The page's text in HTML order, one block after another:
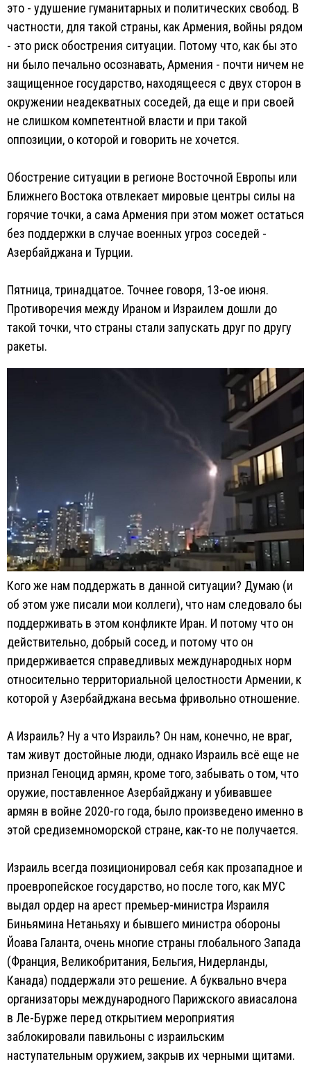
это - удушение гуманитарных и политических свобод. В
частности, для такой страны, как Армения, войны рядом
- это риск обострения ситуации. Потому что, как бы это
ни было печально осознавать, Армения - почти ничем не
защищенное государство, находящееся с двух сторон в
окружении неадекватных соседей, да еще и при своей
не слишком компетентной власти и при такой
оппозиции, о которой и говорить не хочется.
Обострение ситуации в регионе Восточной Европы или
Ближнего Востока отвлекает мировые центры силы на
горячие точки, а сама Армения при этом может остаться
без поддержки в случае военных угроз соседей -
Азербайджана и Турции.
Пятница, тринадцатое. Точнее говоря, 13-ое июня.
Противоречия между Ираном и Израилем дошли до
такой точки, что страны стали запускать друг по другу
ракеты.
Кого же нам поддержать в данной ситуации? Думаю (и
об этом уже писали мои коллеги), что нам следовало бы
поддерживать в этом конфликте Иран. И потому что он
действительно, добрый сосед, и потому что он
придерживается справедливых международных норм
относительно территориальной целостности Армении, к
которой у Азербайджана весьма фривольно отношение.
А Израиль? Ну а что Израиль? Он нам, конечно, не враг,
там живут достойные люди, однако Израиль всё еще не
признал Геноцид армян, кроме того, забывать о том, что
оружие, поставленное Азербайджану и убивавшее
армян в войне 2020-го года, было произведено именно в
этой средиземноморской стране, как-то не получается.
Израиль всегда позиционировал себя как прозападное и
проевропейское государство, но после того, как МУС
выдал ордер на арест премьер-министра Израиля
Биньямина Нетаньяху и бывшего министра обороны
Йоава Галанта, очень многие страны глобального Запада
(Франция, Великобритания, Бельгия, Нидерланды,
Канада) поддержали это решение. А буквально вчера
организаторы международного Парижского авиасалона
в Ле-Бурже перед открытием мероприятия
заблокировали павильоны с израильским
наступательным оружием, закрыв их черными щитами.